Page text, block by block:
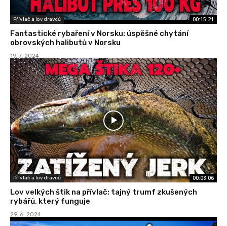
Přívlač a lov dravců 00:15:21
Fantastické rybaření v Norsku: úspěšné chytání
obrovských halibutů v Norsku
19. 7. 2024
Přívlač a lov dravců 00:08:06
Lov velkých štik na přívlač: tajný trumf zkušených
rybářů, který funguje
29. 6. 2024